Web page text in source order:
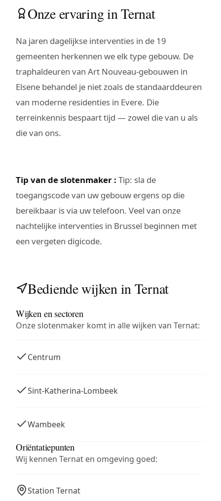
Onze ervaring in Ternat
Na jaren dagelijkse interventies in de 19
gemeenten herkennen we elk type gebouw. De
traphaldeuren van Art Nouveau-gebouwen in
Elsene behandel je niet zoals de standaarddeuren
van moderne residenties in Evere. Die
terreinkennis bespaart tijd — zowel die van u als
die van ons.
Tip van de slotenmaker : Tip: sla de
toegangscode van uw gebouw ergens op die
bereikbaar is via uw telefoon. Veel van onze
nachtelijke interventies in Brussel beginnen met
een vergeten digicode.
Bediende wijken in Ternat
Wijken en sectoren
Onze slotenmaker komt in alle wijken van Ternat:
Centrum
Sint-Katherina-Lombeek
Wambeek
Oriëntatiepunten
Wij kennen Ternat en omgeving goed:
Station Ternat